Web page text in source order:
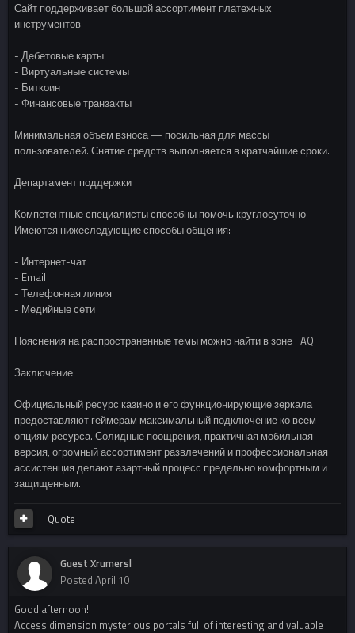
Сайт поддерживает большой ассортимент платежных
инструментов:
- Дебетовые карты
- Виртуальные системы
- Биткоин
- Финансовые транзакты
Минимальная объем взноса — посильная для массы
пользователей. Снятие средств выполняется в кратчайшие сроки.
Департамент поддержки
Компетентные специалисты способны помочь круглосуточно.
Имеются нижеследующие способы общения:
- Интернет-чат
- Email
- Телефонная линия
- Медийные сети
Пояснения на распространенные темы можно найти в зоне FAQ.
Заключение
Официальный ресурс казино и его функционирующие зеркала
предоставляют геймерам максимальный подключение ко всем
опциям ресурса. Солидные поощрения, практичная мобильная
версия, огромный ассортимент развлечений и профессиональная
ассистенция делают азартный процесс предельно комфортным и
защищенным.
Quote
Guest Xrumersl
Posted April 10
Good afternoon!
Access dimension mysterious portals full of interesting and valuable